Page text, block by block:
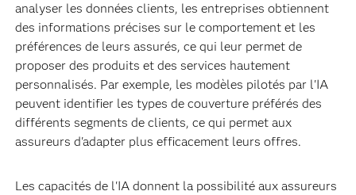
analyser les données clients, les entreprises obtiennent
des informations précises sur le comportement et les
préférences de leurs assurés, ce qui leur permet de
proposer des produits et des services hautement
personnalisés. Par exemple, les modèles pilotés par l'IA
peuvent identifier les types de couverture préférés des
différents segments de clients, ce qui permet aux
assureurs d'adapter plus efficacement leurs offres.
Les capacités de l'IA donnent la possibilité aux assureurs